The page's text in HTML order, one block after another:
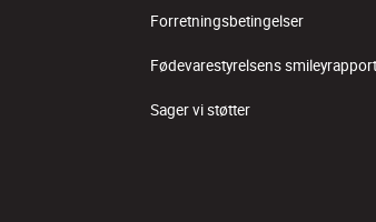
Forretningsbetingelser
Fødevarestyrelsens smileyrapport
Sager vi støtter